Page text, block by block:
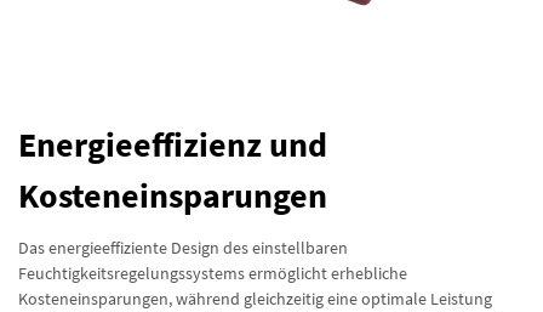
Energieeffizienz und
Kosteneinsparungen
Das energieeffiziente Design des einstellbaren
Feuchtigkeitsregelungssystems ermöglicht erhebliche
Kosteneinsparungen, während gleichzeitig eine optimale Leistung